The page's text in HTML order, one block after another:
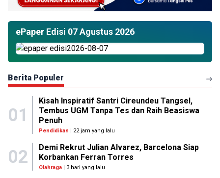
ePaper Edisi 07 Agustus 2026
Berita Populer
01
Kisah Inspiratif Santri Cireundeu Tangsel,
Tembus UGM Tanpa Tes dan Raih Beasiswa
Penuh
Pendidikan | 22 jam yang lalu
02
Demi Rekrut Julian Alvarez, Barcelona Siap
Korbankan Ferran Torres
Olahraga| 3 hari yang lalu